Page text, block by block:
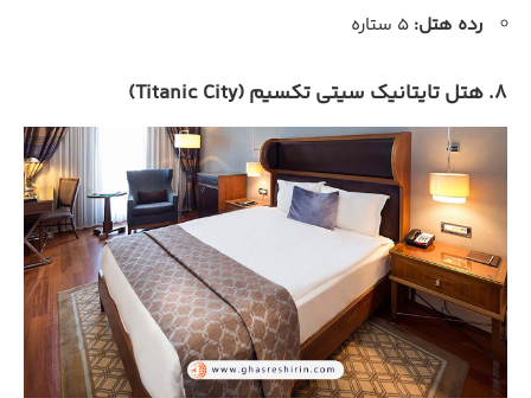
رده هتل:
8. هتل تایتانیک سیتی تکسیم (Titanic City)